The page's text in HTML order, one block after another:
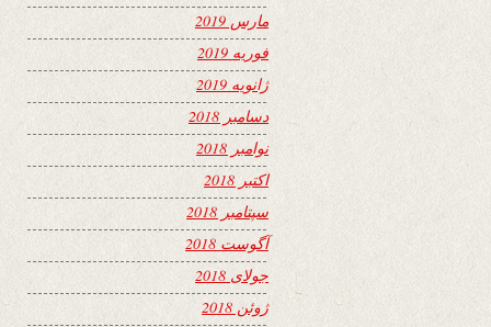
مارس 2019
فوریه 2019
ژانویه 2019
دسامبر 2018
نوامبر 2018
اکتبر 2018
سپتامبر 2018
آگوست 2018
جولای 2018
ژوئن 2018